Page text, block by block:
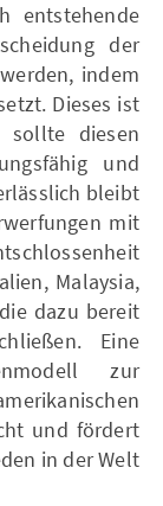
entstehende
der
indem
Dieses ist
sollte diesen
und
bleibt.
mit
Malaysia,
dazu bereit
Eine
zur
und fördert
in der Welt.